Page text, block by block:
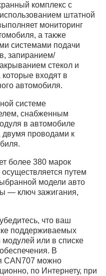
комплекс с
штатной
мониторинг
а также
системами подачи
запиранием/
стекол и
входят в
автомобиля.
системе
снабженным
в автомобиле
двумя проводами к
более 380 марок
путем
модели авто
— ключ зажигания,
что ваш
поддерживаемых
или в списке
В
CAN707 можно
по Интернету, при